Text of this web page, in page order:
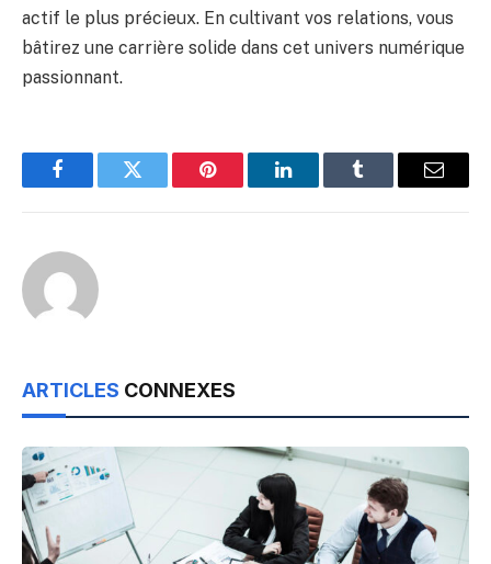
actif le plus précieux. En cultivant vos relations, vous
bâtirez une carrière solide dans cet univers numérique
passionnant.
FacebookTwitter Pinterest LinkedInTumblr Email
ARTICLES CONNEXES